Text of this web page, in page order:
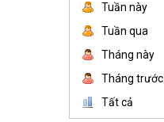
Tuần này
Tuần qua
Tháng này
Tháng trước
Tất cả